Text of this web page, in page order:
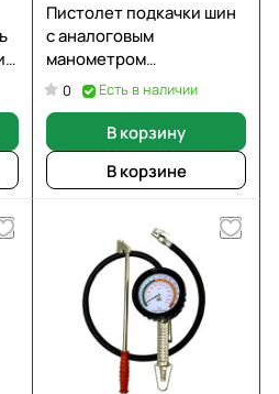
Пистолет подкачки шин
с аналоговым
манометром
WIEDERKRAFT WDK-29115
0 Есть в наличии
В корзину
В корзине